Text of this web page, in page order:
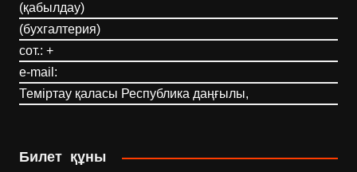
(қабылдау)
(бухгалтерия)
сот.: +
e-mail:
Теміртау қаласы Республика даңғылы,
Билет құны